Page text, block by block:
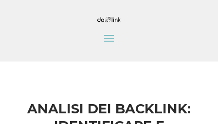
ANALISI DEI BACKLINK: